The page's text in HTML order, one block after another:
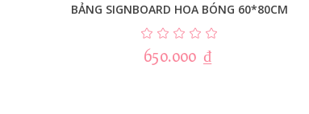
BẢNG SIGNBOARD HOA BÓNG 60*80CM
650.000 ₫